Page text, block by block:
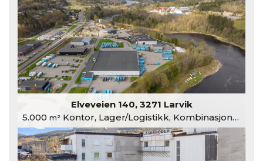
Elveveien 140, 3271 Larvik
5.000 m²Kontor, Lager/Logistikk, Kombinasjonslokaler